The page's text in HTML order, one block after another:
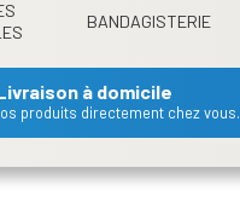
BANDAGISTERIE
à domicile
produits directement chez vous.